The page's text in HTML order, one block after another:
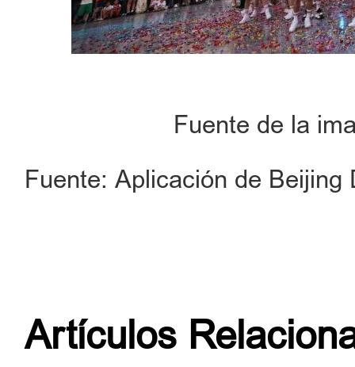
Fuente de la
Fuente: Aplicación de Beijing
Artículos